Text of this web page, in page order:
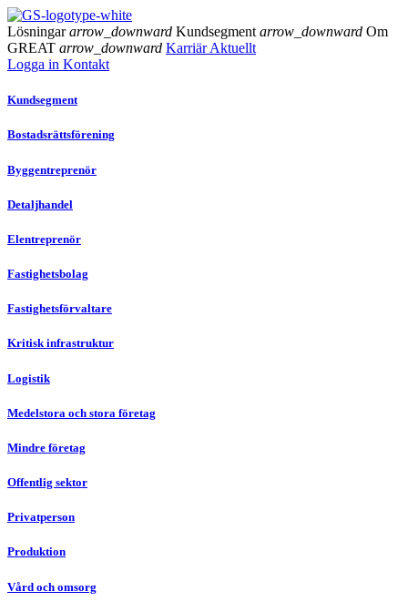
Lösningararrow_downward Kundsegment arrow_downward Om
GREAT arrow_downward KarriärAktuellt
Logga in Kontakt
Kundsegment
Bostadsrättsförening
Byggentreprenör
Detaljhandel
Elentreprenör
Fastighetsbolag
Fastighetsförvaltare
Kritisk infrastruktur
Logistik
Medelstora och stora företag
Mindre företag
Offentlig sektor
Privatperson
Produktion
Vård och omsorg